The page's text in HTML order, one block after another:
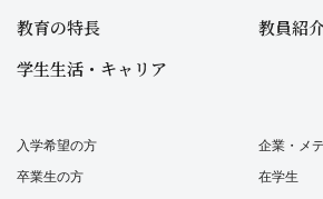
教育の特長
学生生活・キャリア
教員紹
入学希望の方
卒業生の方
企業・メ
在学生